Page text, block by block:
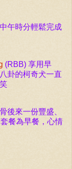
午時分輕鬆完成
(RBB) 享用早
卦的柯奇犬一直
後來一份豐盛、
餐為早餐，心情